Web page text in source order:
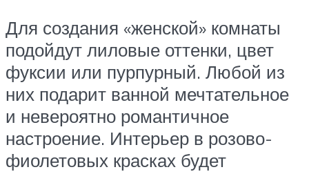
Для создания «женской» комнаты
подойдут лиловые оттенки, цвет
фуксии или пурпурный. Любой из
них подарит ванной мечтательное
и невероятно романтичное
настроение. Интерьер в розово-
фиолетовых красках будет